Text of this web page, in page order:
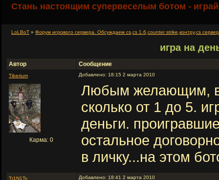
Стань настоящим супервеселым ботом -
LoLBoT » Форум игрового сервера. Обсуждаем cs,cs 1.6,counter strike,контру,cs
игра на
Автор Сообщение
Tiberium
Карма: 0
Добавлено: 18:15 2 марта 2010
Любым желающим,
сколько от 1 до 5.
деньги.
остальное
в личку...на этом
Tr1N1Ty Добавлено: 18:41 2 марта 2010